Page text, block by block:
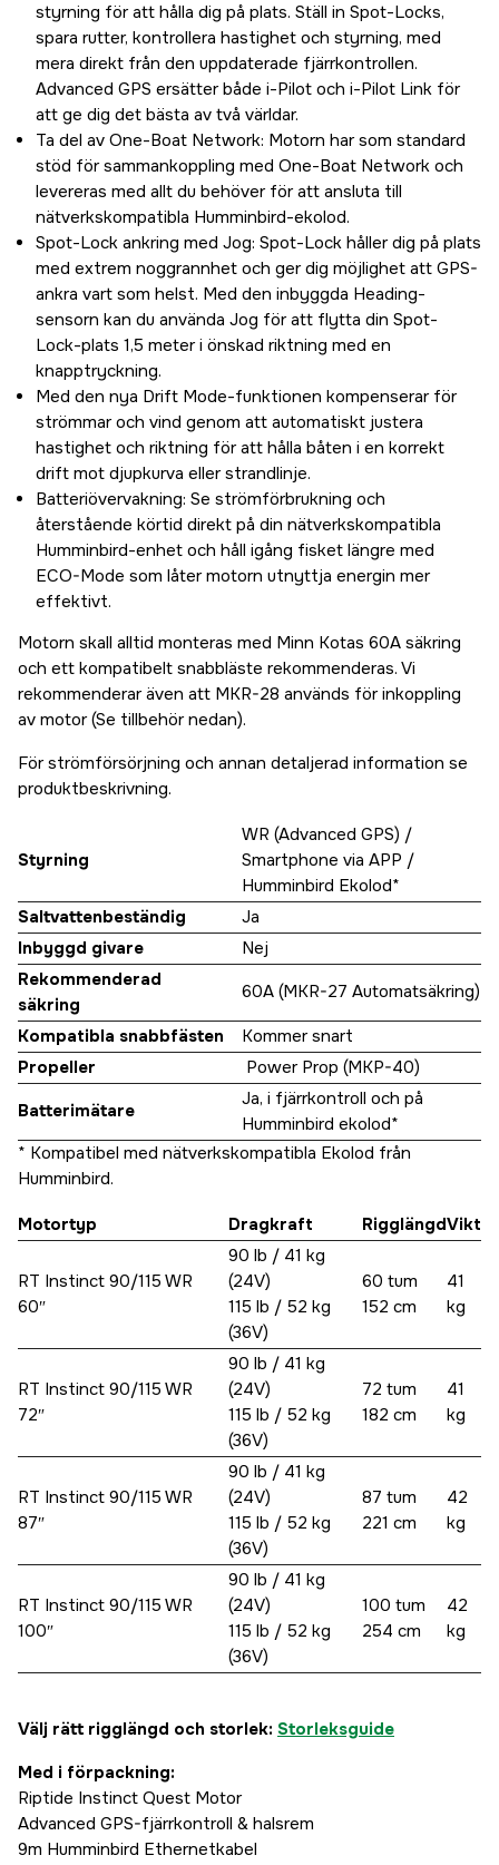
styrning för att hålla dig på plats. Ställ in Spot-Locks,
spara rutter, kontrollera hastighet och styrning, med
mera direkt från den uppdaterade fjärrkontrollen.
Advanced GPS ersätter både i-Pilot och i-Pilot Link för
att ge dig det bästa av två världar.
Ta del av One-Boat Network: Motorn har som standard
stöd för sammankoppling med One-Boat Network och
levereras med allt du behöver för att ansluta till
nätverkskompatibla Humminbird-ekolod.
Spot-Lock ankring med Jog: Spot-Lock håller dig på plats
med extrem noggrannhet och ger dig möjlighet att GPS-
ankra vart som helst. Med den inbyggda Heading-
sensorn kan du använda Jog för att flytta din Spot-
Lock-plats 1,5 meter i önskad riktning med en
knapptryckning.
Med den nya Drift Mode-funktionen kompenserar för
strömmar och vind genom att automatiskt justera
hastighet och riktning för att hålla båten i en korrekt
drift mot djupkurva eller strandlinje.
Batteriövervakning: Se strömförbrukning och
återstående körtid direkt på din nätverkskompatibla
Humminbird-enhet och håll igång fisket längre med
ECO-Mode som låter motorn utnyttja energin mer
effektivt.
Motorn skall alltid monteras med Minn Kotas 60A säkring
och ett kompatibelt snabbläste rekommenderas. Vi
rekommenderar även att MKR-28 används för inkoppling
av motor (Se tillbehör nedan).
För strömförsörjning och annan detaljerad information se
produktbeskrivning.
Styrning
WR (Advanced GPS) /
Smartphone via APP /
Humminbird Ekolod*
Saltvattenbeständig
Ja
Inbyggd givare
Nej
Rekommenderad
säkring
60A (MKR-27 Automatsäkring)
Kompatibla snabbfästen
Kommer snart
Propeller
Power Prop (MKP-40)
Batterimätare
Ja, i fjärrkontroll och på
Humminbird ekolod*
* Kompatibel med nätverkskompatibla Ekolod från
Humminbird.
Motortyp Dragkraft RigglängdVikt
RT Instinct 90/115 WR
60″
90 lb / 41 kg
(24V)
115 lb / 52 kg
(36V)
60 tum
152 cm
41
kg
RT Instinct 90/115 WR
72″
90 lb / 41 kg
(24V)
115 lb / 52 kg
(36V)
72 tum
182 cm
41
kg
RT Instinct 90/115 WR
87″
90 lb / 41 kg
(24V)
115 lb / 52 kg
(36V)
87 tum
221 cm
42
kg
RT Instinct 90/115 WR
100″
90 lb / 41 kg
(24V)
115 lb / 52 kg
(36V)
100 tum
254 cm
42
kg
Välj rätt rigglängd och storlek: Storleksguide
Med i förpackning:
Riptide Instinct Quest Motor
Advanced GPS-fjärrkontroll & halsrem
9m Humminbird Ethernetkabel